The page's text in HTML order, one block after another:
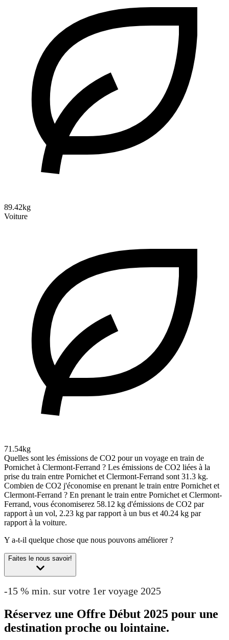
89.42kg
Voiture
71.54kg
Quelles sont les émissions de CO2 pour un voyage en train de
Pornichet à Clermont-Ferrand ? Les émissions de CO2 liées à la
prise du train entre Pornichet et Clermont-Ferrand sont 31.3 kg.
Combien de CO2 j'économise en prenant le train entre Pornichet et
Clermont-Ferrand ? En prenant le train entre Pornichet et Clermont-
Ferrand, vous économiserez 58.12 kg d'émissions de CO2 par
rapport à un vol, 2.23 kg par rapport à un bus et 40.24 kg par
rapport à la voiture.
Y a-t-il quelque chose que nous pouvons améliorer ?
Faites le nous savoir!
-15 % min. sur votre 1er voyage 2025
Réservez une Offre Début 2025 pour une
destination proche ou lointaine.